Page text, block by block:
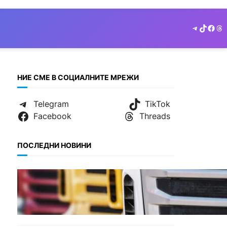
Telegram
TikTok
НИЕ СМЕ В СОЦИАЛНИТЕ МРЕЖИ
Telegram
TikTok
Facebook
Threads
ПОСЛЕДНИ НОВИНИ
БЪЛГАРИЯ
Нови ограничения за
камионите над 12 тона по
ключови пътища през
август